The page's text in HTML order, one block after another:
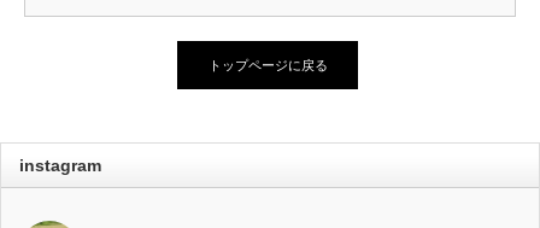
トップページに戻る
instagram